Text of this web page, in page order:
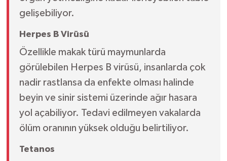
gelişebiliyor.
Herpes B Virüsü
Özellikle makak türü maymunlarda
görülebilen Herpes B virüsü, insanlarda çok
nadir rastlansa da enfekte olması halinde
beyin ve sinir sistemi üzerinde ağır hasara
yol açabiliyor. Tedavi edilmeyen vakalarda
ölüm oranının yüksek olduğu belirtiliyor.
Tetanos